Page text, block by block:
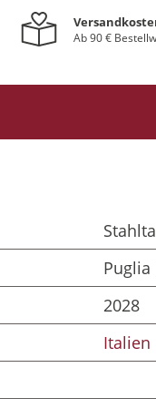
Ab 90 €
Puglia
2028
Italien